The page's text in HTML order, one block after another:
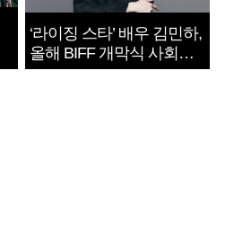
‘라이징 스타’ 배우 김민하,
올해 BIFF 개막식 사회자
확정